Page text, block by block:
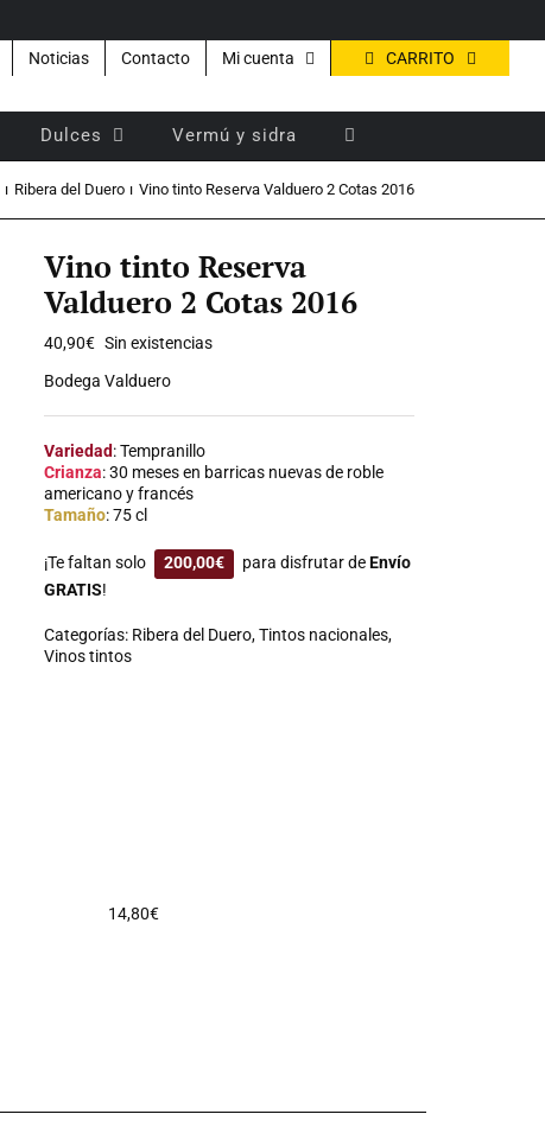
Noticias Contacto Mi cuenta CARRITO
Dulces Vermú y sidra
Ribera del Duero Vino tinto Reserva Valduero 2 Cotas 2016
Vino tinto Reserva
Valduero 2 Cotas 2016
40,90€ Sin existencias
Bodega Valduero
Variedad: Tempranillo
Crianza: 30 meses en barricas nuevas de roble
americano y francés
Tamaño: 75 cl
¡Te faltan solo 200,00€ para disfrutar deEnvío
GRATIS!
Categorías: Ribera del Duero,Tintos nacionales,
Vinos tintos
14,80€